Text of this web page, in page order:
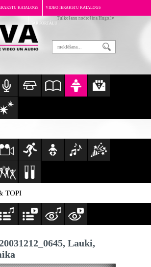
KATALOGS VIDEO IERAKSTU KATALOGS
PAR PORTĀLU
Tulkošanu nodrošina Hugo.lv
TOPI
Lauki,